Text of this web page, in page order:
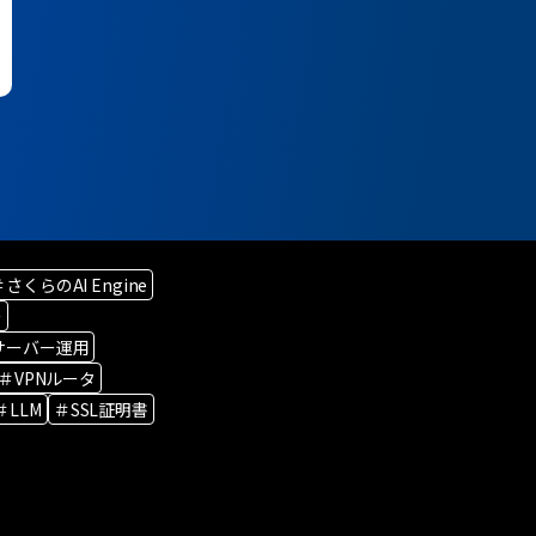
さくらのAI Engine
ーバー運用
VPNルータ
LLM
＃SSL証明書